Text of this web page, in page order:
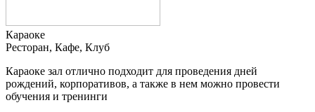
Караоке
Ресторан, Кафе, Клуб
Караоке зал отлично подходит для проведения дней
рождений, корпоративов, а также в нем можно провести
обучения и тренинги